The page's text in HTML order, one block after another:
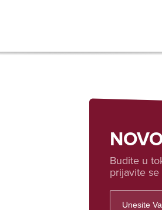
Budite u
prijavite